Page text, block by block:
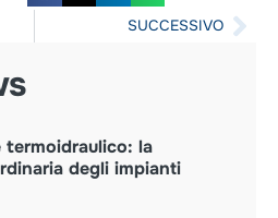
SUCCESSIVO
la
degli impianti